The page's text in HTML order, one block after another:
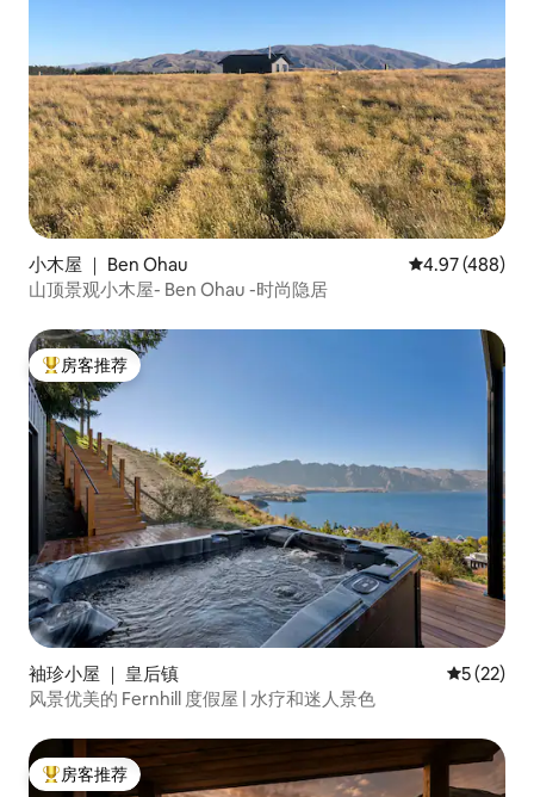
小木屋 ｜ Ben Ohau 平均评分 4.97
4.97 (488)
山顶景观小木屋- Ben Ohau -时尚隐居
热门「房客推荐」
房客推荐
袖珍小屋 ｜ 皇后镇 平均评分
5 (22)
风景优美的 Fernhill 度假屋 | 水疗和迷人景色
热门「房客推荐」
房客推荐